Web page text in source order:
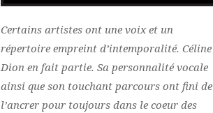
Certains artistes ont une voix et un
répertoire empreint d’intemporalité. Céline
Dion en fait partie. Sa personnalité vocale
ainsi que son touchant parcours ont fini de
l’ancrer pour toujours dans le coeur des